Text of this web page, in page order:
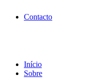
Contacto
Início
Sobre